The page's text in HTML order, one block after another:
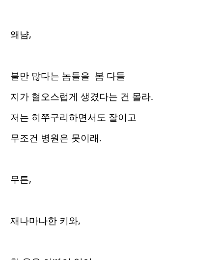
왜냠,
불만 많다는 놈들을 봄 다들
지가 혐오스럽게 생겼다는 건 몰라.
저는 히쭈구리하면서도 잘이고
무조건 병원은 못이래.
무튼,
재나마나한 키와,